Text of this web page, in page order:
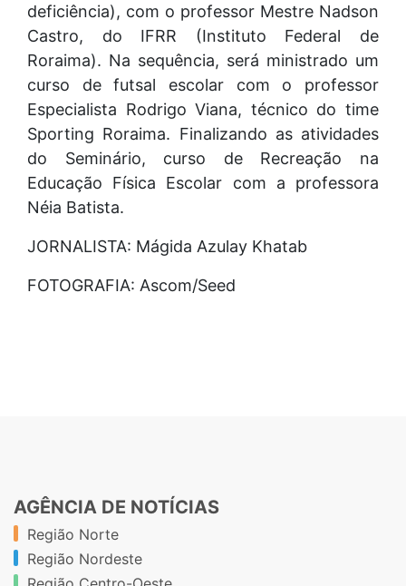
deficiência), com o professor Mestre Nadson
Castro, do IFRR (Instituto Federal de
Roraima). Na sequência, será ministrado um
curso de futsal escolar com o professor
Especialista Rodrigo Viana, técnico do time
Sporting Roraima. Finalizando as atividades
do Seminário, curso de Recreação na
Educação Física Escolar com a professora
Néia Batista.
JORNALISTA: Mágida Azulay Khatab
FOTOGRAFIA: Ascom/Seed
AGÊNCIA DE NOTÍCIAS
Região Norte
Região Nordeste